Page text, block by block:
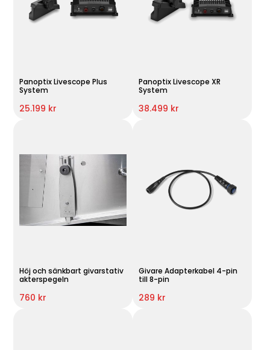
Panoptix Livescope Plus
System
25.199 kr
Panoptix Livescope XR
System
38.499 kr
Höj och sänkbart givarstativ
akterspegeln
760 kr
Givare Adapterkabel 4-pin
till 8-pin
289 kr